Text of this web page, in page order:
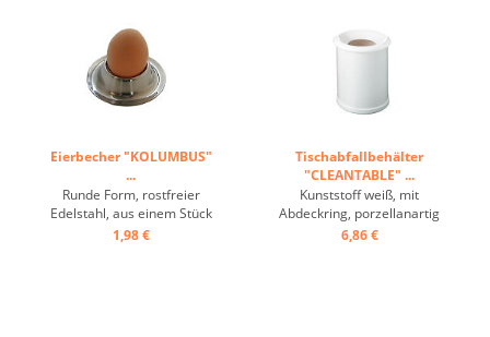
Eierbecher "KOLUMBUS"
...
Runde Form, rostfreier
Edelstahl, aus einem Stück
...
1,98 €
Tischabfallbehälter
"CLEANTABLE" ...
Kunststoff weiß, mit
Abdeckring, porzellanartig
glänzende Oberfläche,
6,86 €